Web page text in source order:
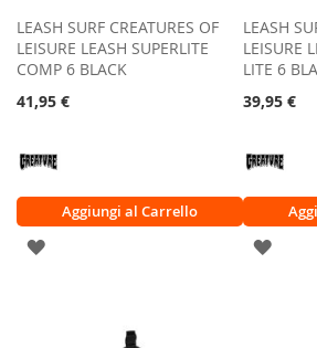
LEASH SURF CREATURES OF
LEISURE LEASH SUPERLITE
COMP 6 BLACK
41,95 €
Aggiungi al Carrello
AGGIUNGI
LEASH
LEISURE
LITE 6
39,95 €